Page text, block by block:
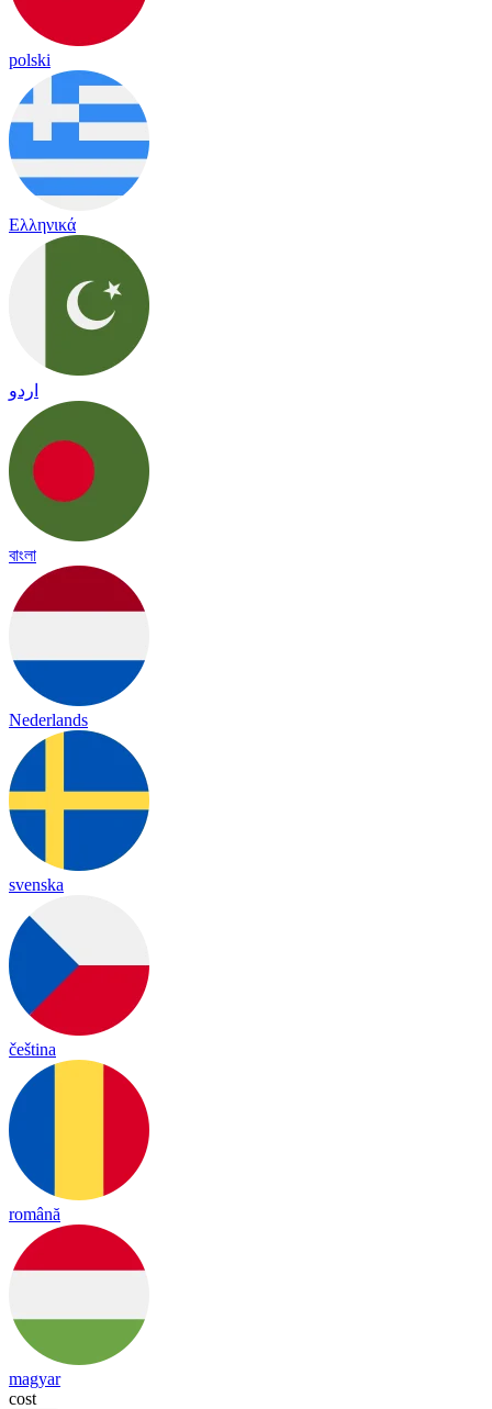
polski
Ελληνικά
اردو
বাংলা
Nederlands
svenska
čeština
română
magyar
cost